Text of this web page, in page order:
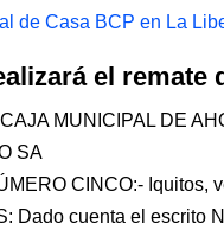
de Casa BCP en La
el remate
MUNICIPAL DE
SA
CINCO:- Iquitos,
Dado cuenta el escrito